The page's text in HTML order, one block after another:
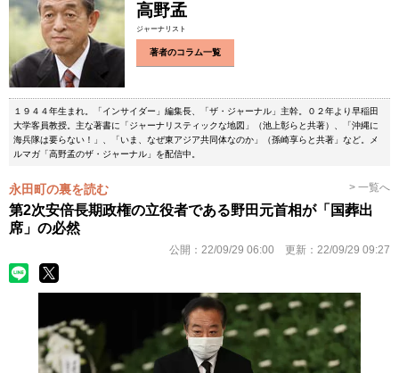
高野孟
ジャーナリスト
著者のコラム一覧
１９４４年生まれ。「インサイダー」編集長、「ザ・ジャーナル」主幹。０２年より早稲田
大学客員教授。主な著書に「ジャーナリスティックな地図」（池上彰らと共著）、「沖縄に
海兵隊は要らない！」、「いま、なぜ東アジア共同体なのか」（孫崎享らと共著」など。メ
ルマガ「高野孟のザ・ジャーナル」を配信中。
永田町の裏を読む > 一覧へ
第2次安倍長期政権の立役者である野田元首相が「国葬出
席」の必然
公開： 22/09/29 06:00 更新： 22/09/29 09:27